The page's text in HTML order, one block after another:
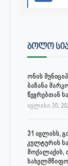
ᲑᲝᲚᲝ
ონის
ბაჩანა
წევრებთან
ივლისი 30,
31 ივლისს,
კულტურის
მოქალაქის,